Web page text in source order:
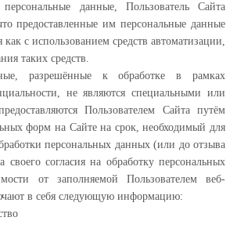
данные, Пользователь Сайта
предоставленные им персональные данные
как с использованием средств автоматизации,
таких средств.
разрешённые к обработке в рамках
не являются специальными или
Пользователем Сайта путём
форм на Сайте на срок, необходимый для
персональных данных (или до отзыва
своего согласия на обработку персональных
от заполняемой Пользователем веб-
в себя следующую информацию: